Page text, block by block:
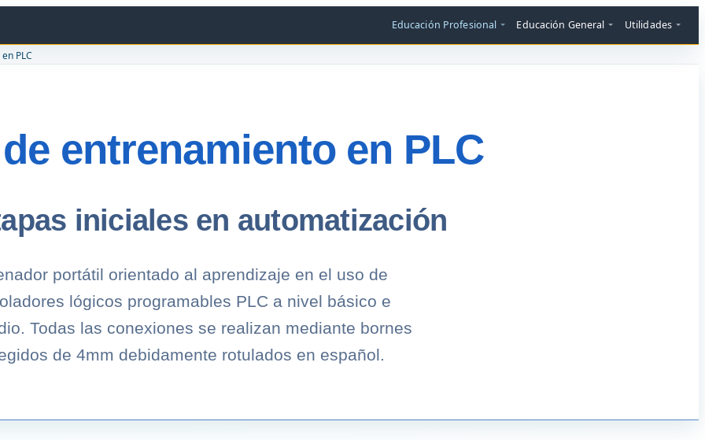
Educación Profesional Educación General Utilidades
PLC
entrenamiento en PLC
iniciales en automatización
portátil orientado al aprendizaje en el uso de
lógicos programables PLC a nivel básico e
Todas las conexiones se realizan mediante bornes
de 4mm debidamente rotulados en español.